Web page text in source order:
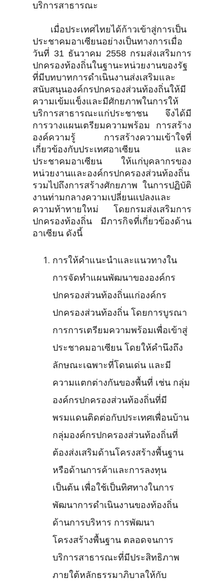
บริการสาธารณะ
เมื่อประเทศไทยได้ก้าวเข้าสู่การเป็น
ประชาคมอาเซียนอย่างเป็นทางการเมื่อ
วันที่ 31 ธันวาคม 2558 กรมส่งเสริมการ
ปกครองท้องถิ่นในฐานะหน่วยงานของรัฐ
ที่มีบทบาทการดำเนินงานส่งเสริมและ
สนับสนุนองค์กรปกครองส่วนท้องถิ่นให้มี
ความเข้มแข็งและมีศักยภาพในการให้
บริการสาธารณะแก่ประชาชน จึงได้มี
การวางแผนเตรียมความพร้อม การสร้าง
องค์ความรู้ การสร้างความเข้าใจที่
เกี่ยวข้องกับประเทศอาเซียน และ
ประชาคมอาเซียน ให้แก่บุคลากรของ
หน่วยงานและองค์กรปกครองส่วนท้องถิ่น
รวมไปถึงการสร้างศักยภาพ ในการปฏิบัติ
งานท่ามกลางความเปลี่ยนแปลงและ
ความท้าทายใหม่ โดยกรมส่งเสริมการ
ปกครองท้องถิ่น มีภารกิจที่เกี่ยวข้องด้าน
อาเซียน ดังนี้
การให้คำแนะนำและแนวทางใน
การจัดทำแผนพัฒนาขององค์กร
ปกครองส่วนท้องถิ่นแก่องค์กร
ปกครองส่วนท้องถิ่น โดยการบูรณา
การการเตรียมความพร้อมเพื่อเข้าสู่
ประชาคมอาเซียน โดยให้คำนึงถึง
ลักษณะเฉพาะที่โดนเด่น และมี
ความแตกต่างกันของพื้นที่ เช่น กลุ่ม
องค์กรปกครองส่วนท้องถิ่นที่มี
พรมแดนติดต่อกับประเทศเพื่อนบ้าน
กลุ่มองค์กรปกครองส่วนท้องถิ่นที่
ต้องส่งเสริมด้านโครงสร้างพื้นฐาน
หรือด้านการค้าและการลงทุน
เป็นต้น เพื่อใช้เป็นทิศทางในการ
พัฒนาการดำเนินงานของท้องถิ่น
ด้านการบริหาร การพัฒนา
โครงสร้างพื้นฐาน ตลอดจนการ
บริการสาธารณะที่มีประสิทธิภาพ
ภายใต้หลักธรรมาภิบาลให้กับ